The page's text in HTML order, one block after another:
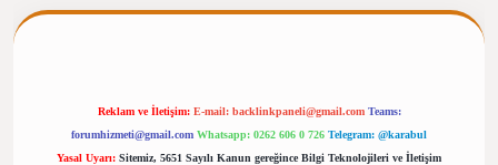
Reklam ve İletişim: E-mail: backlinkpaneli@gmail.com Teams:
forumhizmeti@gmail.com Whatsapp: 0262 606 0 726 Telegram: @karabul
Yasal Uyarı: Sitemiz, 5651 Sayılı Kanun gereğince Bilgi Teknolojileri ve İletişim